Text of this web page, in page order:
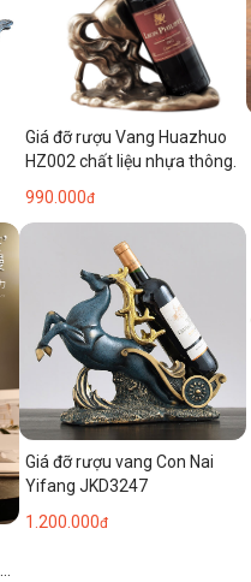
Giá đỡ rượu Vang Huazhuo
HZ002 chất liệu nhựa thông.
990.000đ
Giá đỡ rượu vang Con Nai
Yifang JKD3247
1.200.000đ